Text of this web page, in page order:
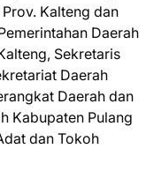
Kalteng dan
Daerah
Sekretaris
Daerah
Daerah dan
Kabupaten Pulang
dan Tokoh